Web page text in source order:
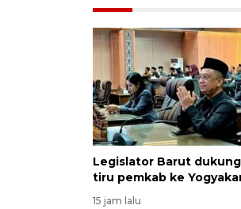
Legislator Barut
tiru pemkab ke
15 jam lalu